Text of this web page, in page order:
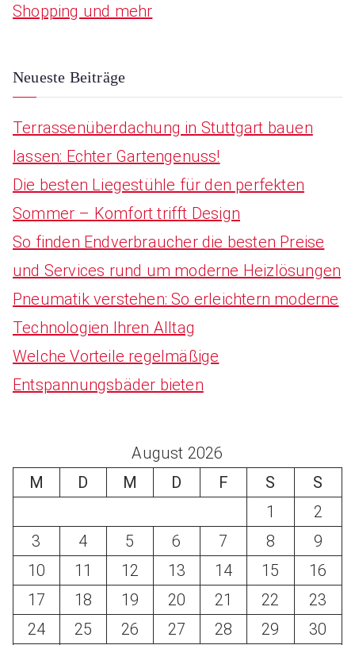
Shopping und mehr
Neueste Beiträge
Terrassenüberdachung in Stuttgart bauen
lassen: Echter Gartengenuss!
Die besten Liegestühle für den perfekten
Sommer – Komfort trifft Design
So finden Endverbraucher die besten Preise
und Services rund um moderne Heizlösungen
Pneumatik verstehen: So erleichtern moderne
Technologien Ihren Alltag
Welche Vorteile regelmäßige
Entspannungsbäder bieten
August 2026
M
D M D F S
S
1
2
3
4 5 6 7 8
9
10
11 12 13 14 15
16
17
18 19 20 21 22
23
24
25 26 27 28 29 30